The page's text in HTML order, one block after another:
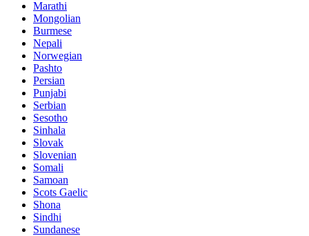
Marathi
Mongolian
Burmese
Nepali
Norwegian
Pashto
Persian
Punjabi
Serbian
Sesotho
Sinhala
Slovak
Slovenian
Somali
Samoan
Scots Gaelic
Shona
Sindhi
Sundanese